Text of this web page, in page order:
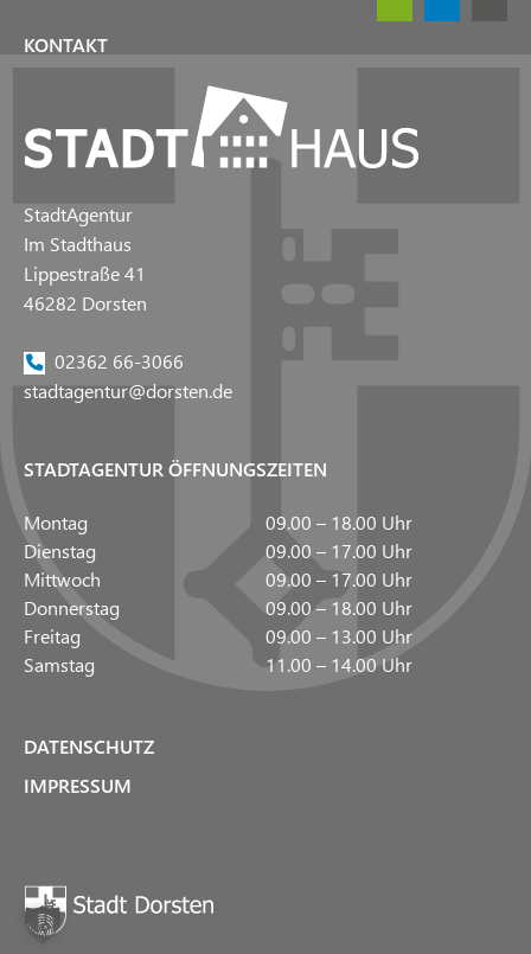
KONTAKT
StadtAgentur
Im Stadthaus
Lippestraße 41
46282 Dorsten
02362 66-3066
stadtagentur@dorsten.de
STADTAGENTUR ÖFFNUNGSZEITEN
Montag
09.00 – 18.00 Uhr
Dienstag
09.00 – 17.00 Uhr
Mittwoch
09.00 – 17.00 Uhr
Donnerstag
09.00 – 18.00 Uhr
Freitag
09.00 – 13.00 Uhr
Samstag
11.00 – 14.00 Uhr
DATENSCHUTZ
IMPRESSUM